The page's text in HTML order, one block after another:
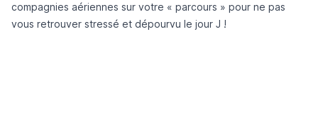
compagnies aériennes sur votre « parcours » pour ne pas
vous retrouver stressé et dépourvu le jour J !